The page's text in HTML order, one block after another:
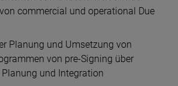
commercial und operational Due
Planung und Umsetzung von
von pre-Signing über
Planung und Integration